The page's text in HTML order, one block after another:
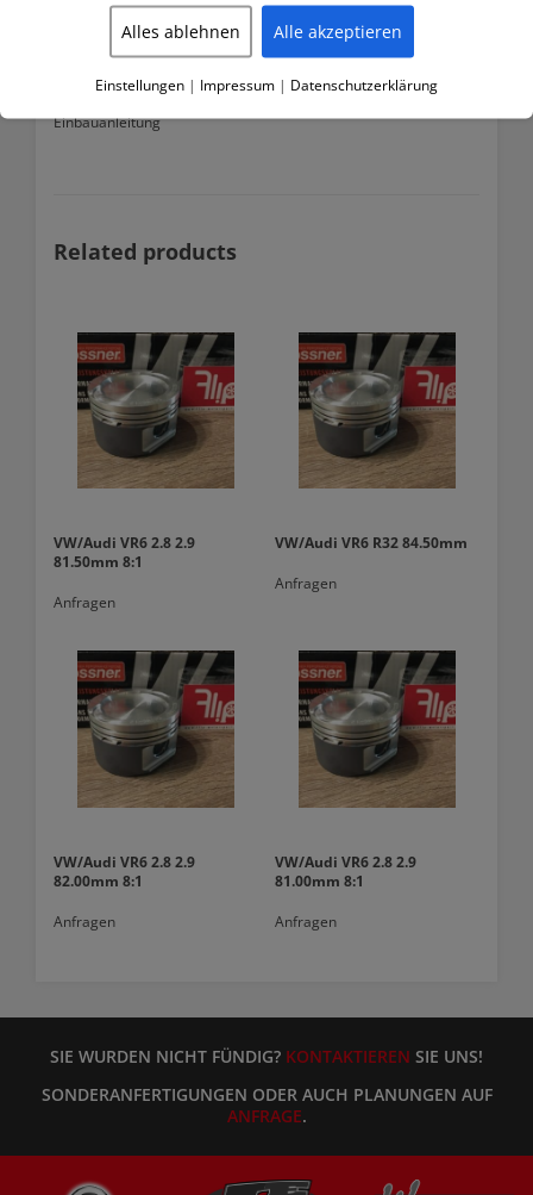
4 Kolbenringsatz
4 Kolbenbolzen
8 Sicherungsringe für Kolbenbolzen
Einbauanleitung
Related products
VW/Audi VR6 2.8 2.9
81.50mm 8:1
Anfragen
VW/Audi VR6 R32 84.50mm
Anfragen
VW/Audi VR6 2.8 2.9
82.00mm 8:1
Anfragen
VW/Audi VR6 2.8 2.9
81.00mm 8:1
Anfragen
SIE WURDEN NICHT FÜNDIG? KONTAKTIEREN SIE UNS!
SONDERANFERTIGUNGEN ODER AUCH PLANUNGEN AUF
ANFRAGE.
Alles ablehnen Alle akzeptieren
Einstellungen | Impressum | Datenschutzerklärung